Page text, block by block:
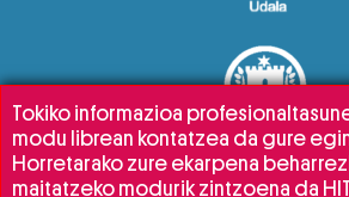
Tokiko informazioa
modu librean kontatzea da gure
Horretarako zure ekarpena
maitatzeko modurik zintzoena da